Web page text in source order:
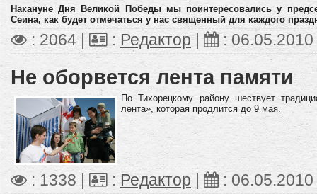
Накануне Дня Великой Победы мы поинтересовались у
Сеина, как будет отмечаться у нас священный для каждого
: 2064 | : Редактор| :06.05.2010
Не оборвется лента памяти
По Тихорецкому району шествует
лента», которая продлится до 9 мая.
: 1338 | : Редактор : 06.05.2010